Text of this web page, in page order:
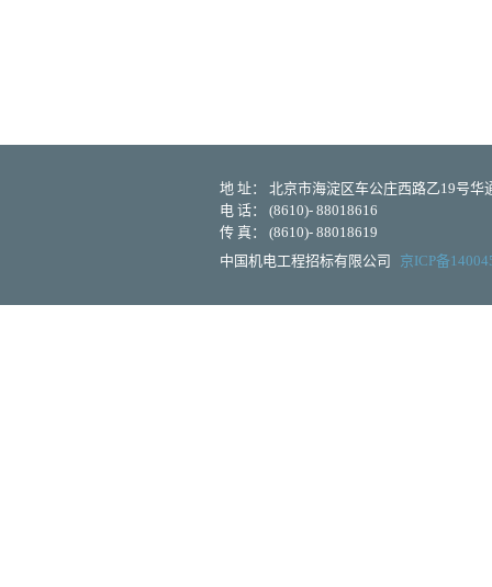
地 址： 北京市海淀区车公庄西路乙19号华
电 话： (8610)- 88018616
传 真： (8610)- 88018619
中国机电工程招标有限公司
京ICP备